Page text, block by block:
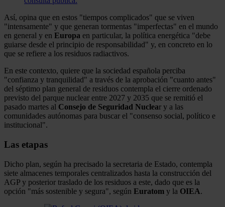
Así, opina que en estos "tiempos complicados" que se viven
"intensamente" y que generan tormentas "imperfectas" en el mundo
en general y en Europa en particular, la política energética "debe
guiarse desde el principio de responsabilidad" y, en concreto en lo
que se refiere a los residuos radiactivos.
En este contexto, quiere que la sociedad española perciba
"confianza y tranquilidad" a través de la aprobación "cuanto antes"
del séptimo plan general de residuos contempla el cierre ordenado
previsto del parque nuclear entre 2027 y 2035 que se remitió el
pasado martes al Consejo de Seguridad Nuclear y a las
comunidades autónomas para buscar el "consenso social, político e
institucional".
Las etapas
Dicho plan, según ha precisado la secretaria de Estado, contempla
siete almacenes temporales centralizados hasta la construcción del
AGP y posterior traslado de los residuos a este, dado que es la
opción "más sostenible y segura", según Euratom y la OIEA.